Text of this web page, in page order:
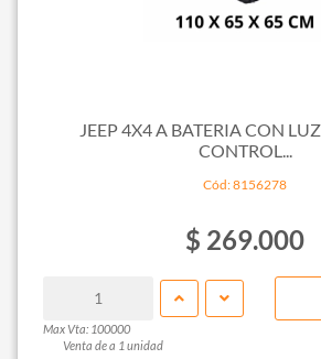
JEEP 4X4 A BATERIA CON
CONTROL...
Cód: 8156278
$ 269.000
Max Vta: 100000
Venta de a 1 unidad